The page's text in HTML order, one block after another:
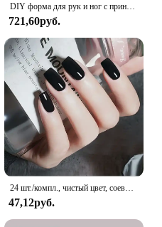
DIY форма для рук и ног с принтом для детского сувенира, детская гипсовая форма, комплект для литья рук и ног, свадебные аксессуары для пар, домашний декор, подарки
721,60руб.
24 шт./компл., чистый цвет, соевый красный миндаль, накладные кончики ногтей, съемный наконечник, накладные ногти, французский клей, акриловый пресс для ногтей
47,12руб.